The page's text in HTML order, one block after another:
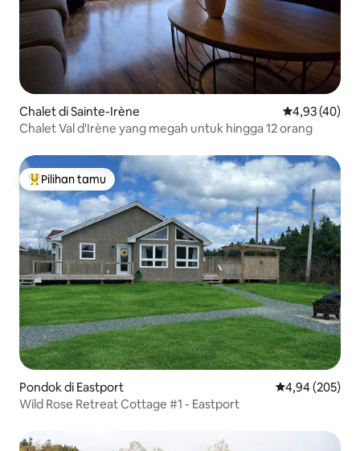
Chalet di Sainte-Irène Nilai rata-rata
4,93 (40)
Chalet Val d'Irène yang megah untuk hingga 12 orang
Pilihan tamu terpopuler
Pilihan tamu
Pondok di Eastport Nilai rata-rata
4,94 (205)
Wild Rose Retreat Cottage #1 - Eastport